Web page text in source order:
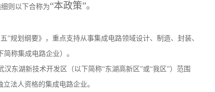
则以下合称为“本政策”。
”规划纲要》，重点支持从事集成电路领域设计、制造、封装、
称集成电路企业）。
东湖新技术开发区（以下简称“东湖高新区”或“我区”）范围
法人资格的集成电路企业。